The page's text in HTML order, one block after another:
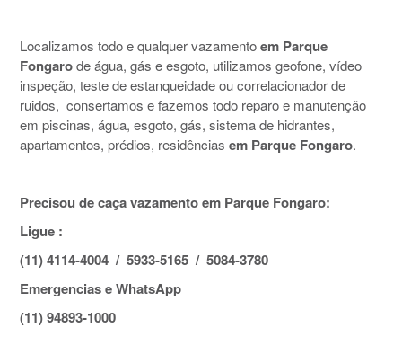
Localizamos todo e qualquer vazamentoem Parque
Fongarode água, gás e esgoto, utilizamos geofone, vídeo
inspeção, teste de estanqueidade ou correlacionador de
ruidos, consertamos e fazemos todo reparo e manutenção
em piscinas, água, esgoto, gás, sistema de hidrantes,
apartamentos, prédios, residências em Parque Fongaro.
Precisou de caça vazamento em Parque Fongaro:
Ligue :
(11) 4114-4004 / 5933-5165 / 5084-3780
Emergencias e WhatsApp
(11) 94893-1000